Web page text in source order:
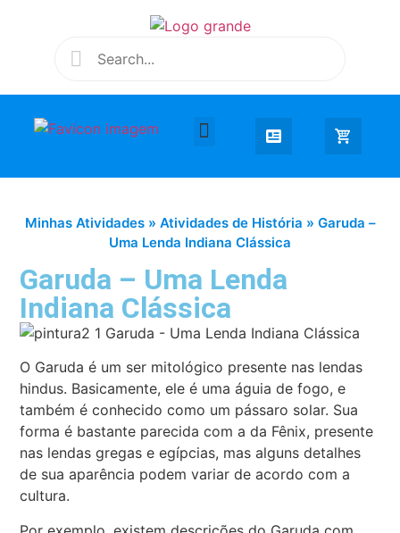
Minhas Atividades» Atividades de História » Garuda –
Uma Lenda Indiana Clássica
Garuda – Uma Lenda
Indiana Clássica
O Garuda é um ser mitológico presente nas lendas
hindus. Basicamente, ele é uma águia de fogo, e
também é conhecido como um pássaro solar. Sua
forma é bastante parecida com a da Fênix, presente
nas lendas gregas e egípcias, mas alguns detalhes
de sua aparência podem variar de acordo com a
cultura.